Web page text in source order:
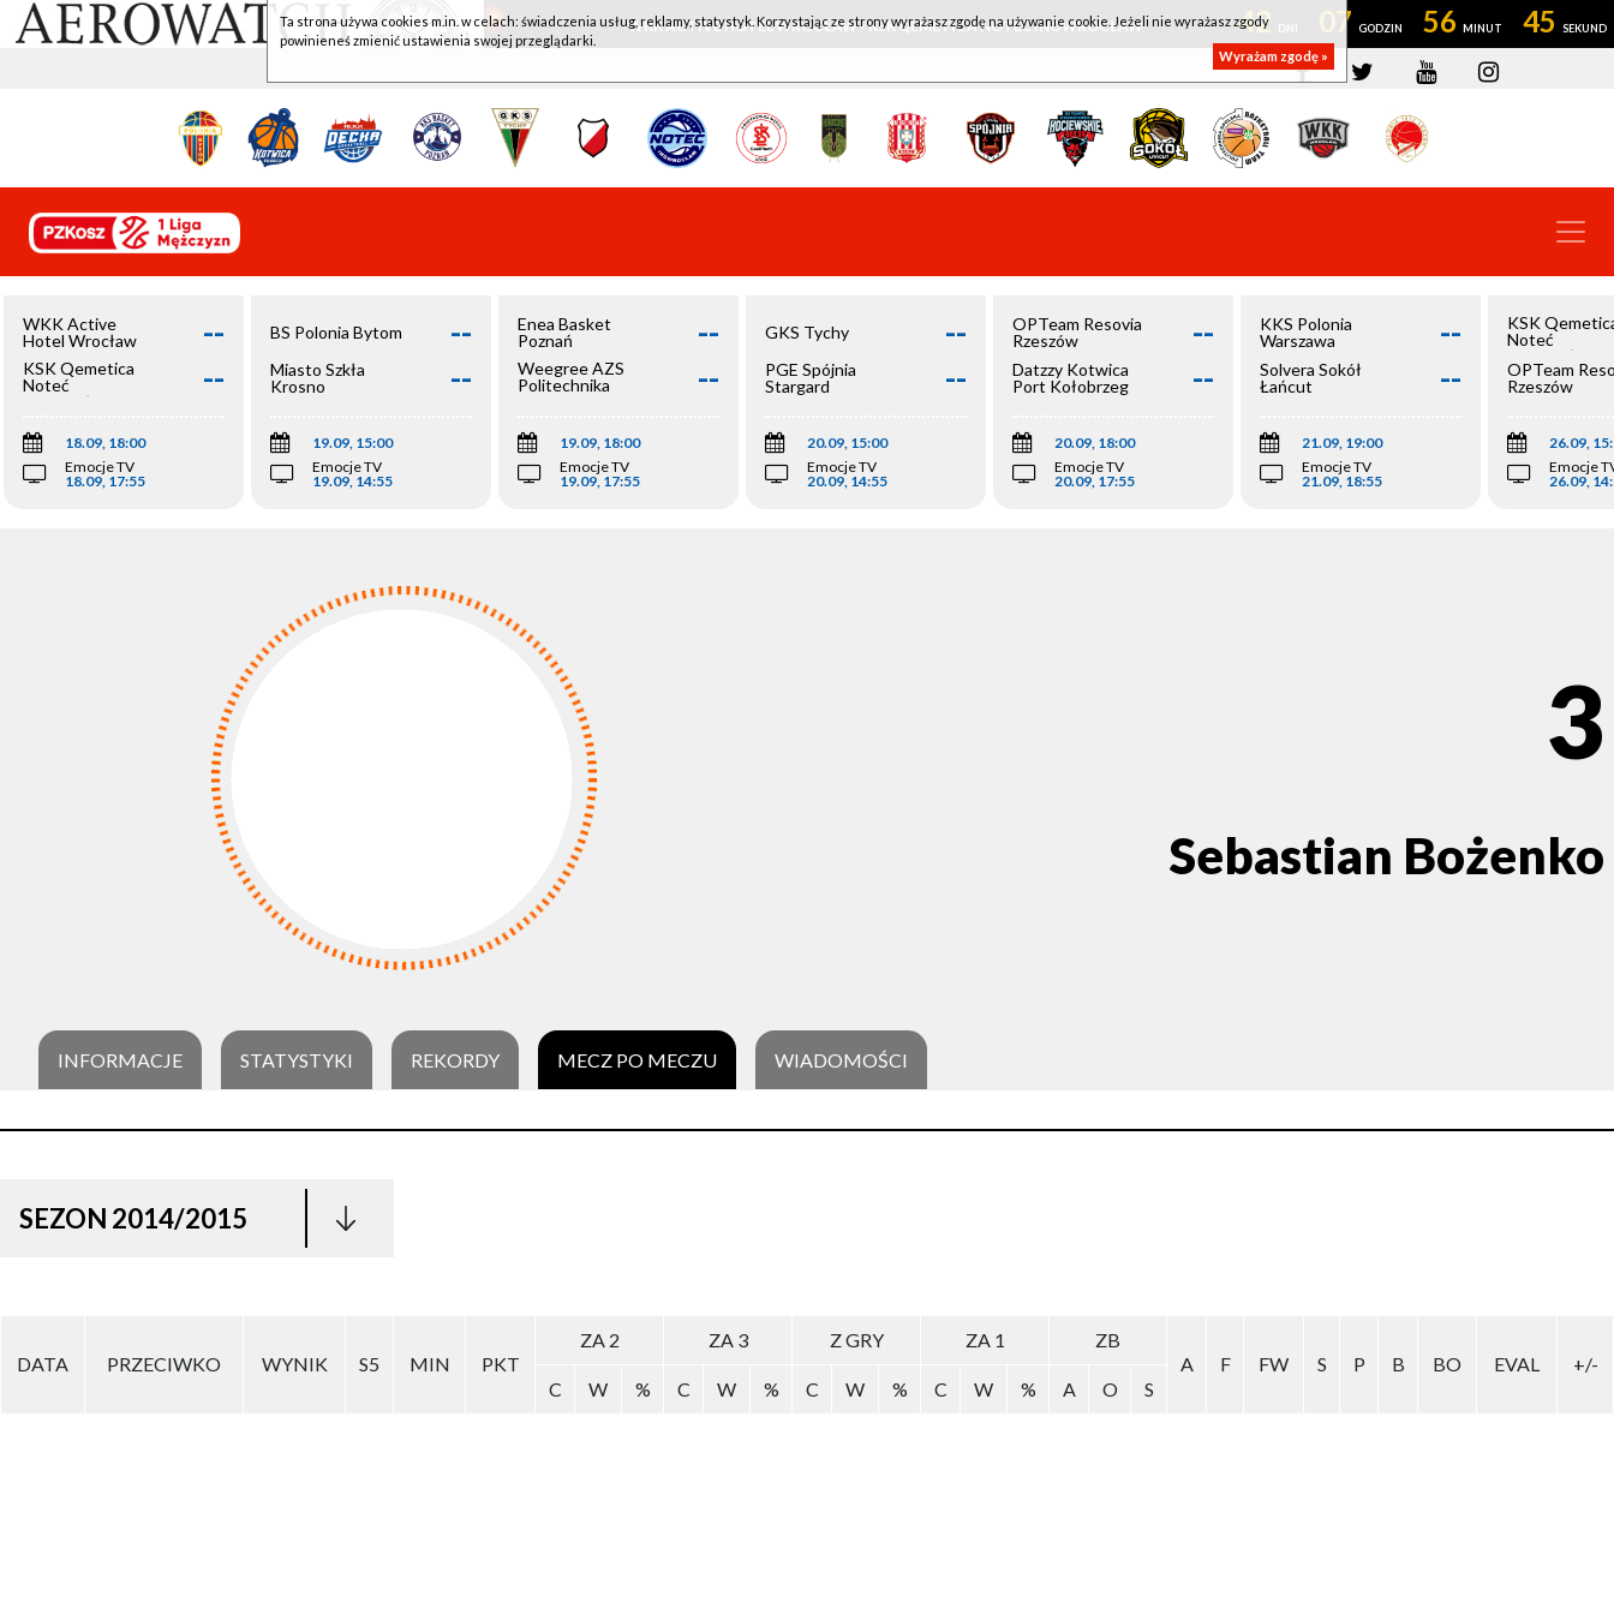
WKK ACTIVE HOTEL WROCŁAW - KSK QEMETICA NOTEĆ INOWROCŁAW 42 07 56 44
WKK Active
Hotel Wrocław
--
KSK Qemetica
Noteć
Inowrocław
--
18.09, 18:00
Emocje TV
18.09, 17:55
BS Polonia Bytom --
Miasto Szkła
Krosno
--
19.09, 15:00
Emocje TV
19.09, 14:55
Enea Basket
Poznań
--
Weegree AZS
Politechnika
--
19.09, 18:00
Emocje TV
19.09, 17:55
GKS Tychy --
PGE Spójnia
Stargard
--
20.09, 15:00
Emocje TV
20.09, 14:55
OPTeam Resovia
Rzeszów
--
Datzzy Kotwica
Port Kołobrzeg
--
20.09, 18:00
Emocje TV
20.09, 17:55
KKS Polonia
Warszawa
--
Solvera Sokół
Łańcut
--
21.09, 19:00
Emocje TV
21.09, 18:55
KSK
Noteć
Inowrocław
OPTeam
Rzeszów
26.09,
Emocje
26.09,
3
Sebastian Bożenko
INFORMACJE STATYSTYKI REKORDY MECZ PO MECZU WIADOMOŚCI
SEZON 2014/2015
DATA PRZECIWKO WYNIK S5 MIN PKT
ZA 2 ZA 3 Z GRY ZA 1
ZB
A
F FW S P B BO EVAL
+/-
C
W % C W % C W % C W % A O S
Ta strona używa cookies m.in. w celach: świadczenia usług, reklamy, statystyk. Korzystając ze strony wyrażasz zgodę na używanie cookie. Jeżeli nie wyrażasz zgody
powinieneś zmienić ustawienia swojej przeglądarki.
Wyrażam zgodę »